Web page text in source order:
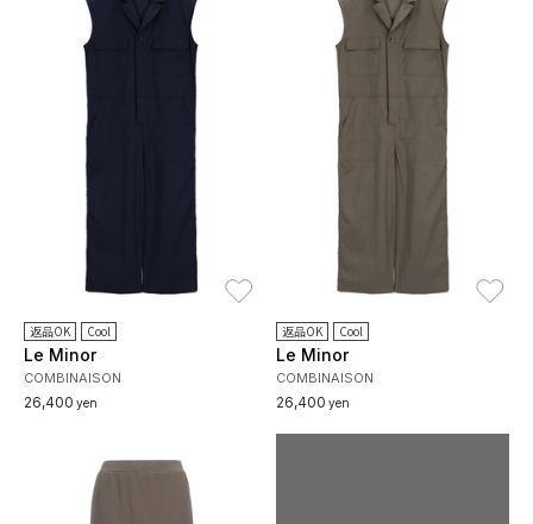
返品OK Cool
Le Minor
COMBINAISON
26,400 yen
返品OK Cool
Le Minor
COMBINAISON
26,400 yen